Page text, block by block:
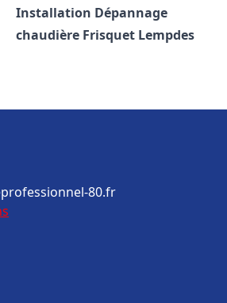
Installation Dépannage
chaudière Frisquet Lempdes
80.fr